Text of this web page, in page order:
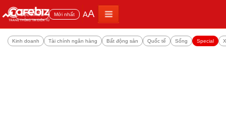
Đọc nhiều Mới nhất AA
Kinh doanh Tài chính ngân hàng Bất động sản Quốc tế Sống Special